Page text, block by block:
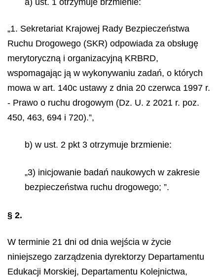
„1. Sekretariat Krajowej Rady Bezpieczeństwa
Ruchu Drogowego (SKR) odpowiada za obsługę
merytoryczną i organizacyjną KRBRD,
wspomagając ją w wykonywaniu zadań, o których
mowa w art. 140c ustawy z dnia 20 czerwca 1997 r.
- Prawo o ruchu drogowym (Dz. U. z 2021 r. poz.
450, 463, 694 i 720).”,
b) w ust. 2 pkt 3 otrzymuje brzmienie:
„3) inicjowanie badań naukowych w zakresie
bezpieczeństwa ruchu drogowego; ”.
§ 2.
W terminie 21 dni od dnia wejścia w życie
niniejszego zarządzenia dyrektorzy Departamentu
Edukacji Morskiej, Departamentu Kolejnictwa,